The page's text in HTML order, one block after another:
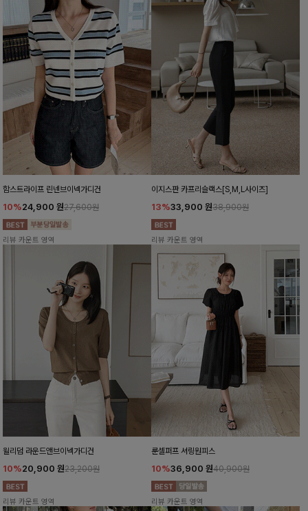
함스트라이프 린넨브이넥가디건
10%24,900 원27,600원
리뷰 카운트 영역
이지스판 카프리슬랙스[S,M,L사이즈]
13%33,900 원38,900원
리뷰 카운트 영역
윌리덤 라운드앤브이넥가디건
10%20,900 원23,200원
리뷰 카운트 영역
룬셀퍼프 셔링원피스
10%36,900 원40,900원
리뷰 카운트 영역